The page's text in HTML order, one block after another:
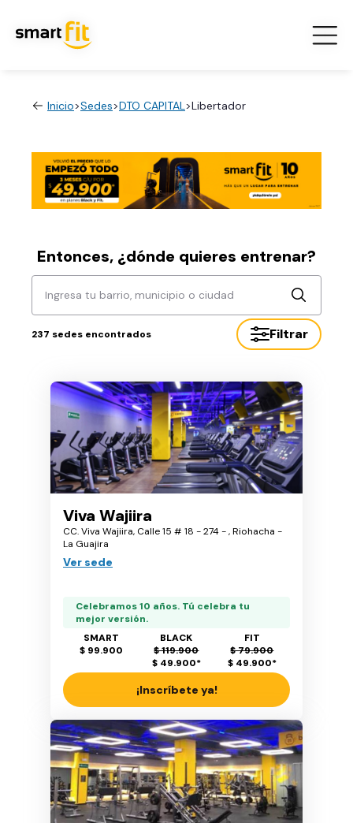
Inicio>Sedes>DTO CAPITAL>Libertador
Entonces, ¿dónde quieres entrenar?
Ingresa tu barrio, municipio o ciudad
237 sedes encontrados Filtrar
Viva Wajiira
CC. Viva Wajiira, Calle 15 # 18 - 274 - , Riohacha -
La Guajira
Ver sede
Celebramos 10 años. Tú celebra tu
mejor versión.
SMART
$ 99.900
BLACK
$ 119.900
$ 49.900*
FIT
$ 79.900
$ 49.900*
¡Inscríbete ya!